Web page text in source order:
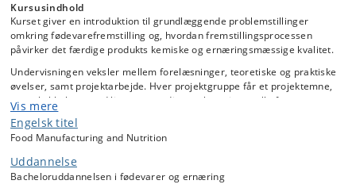
Kursusindhold
Kurset giver en introduktion til grundlæggende problemstillinger
omkring fødevarefremstilling og, hvordan fremstillingsprocessen
påvirker det færdige produkts kemiske og ernæringsmæssige kvalitet.
Undervisningen veksler mellem forelæsninger, teoretiske og praktiske
øvelser, samt projektarbejde. Hver projektgruppe får et projektemne,
som skal belyses ved litteraturstudie og eksperimentelle forsøg.
Kurset vil indeholde følgende:
Introduktion (kursusoversigt, holdinddeling og
introduktion til projektarbejde)
Fremstilling (fx varmetransmission, masse- og
Vis mere
Engelsk titel
Food Manufacturing and Nutrition
Uddannelse
Bacheloruddannelsen i fødevarer og ernæring